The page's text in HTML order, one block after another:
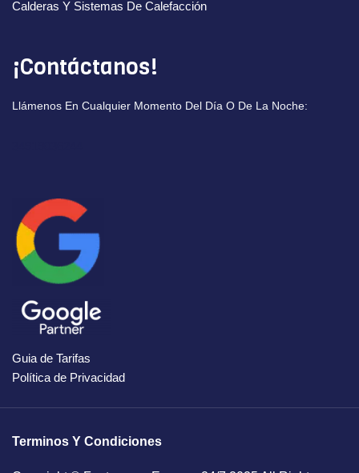
Calderas Y Sistemas De Calefacción
¡Contáctanos!
Llámenos En Cualquier Momento Del Día O De La Noche:
Guia de Tarifas
Política de Privacidad
Terminos Y Condiciones